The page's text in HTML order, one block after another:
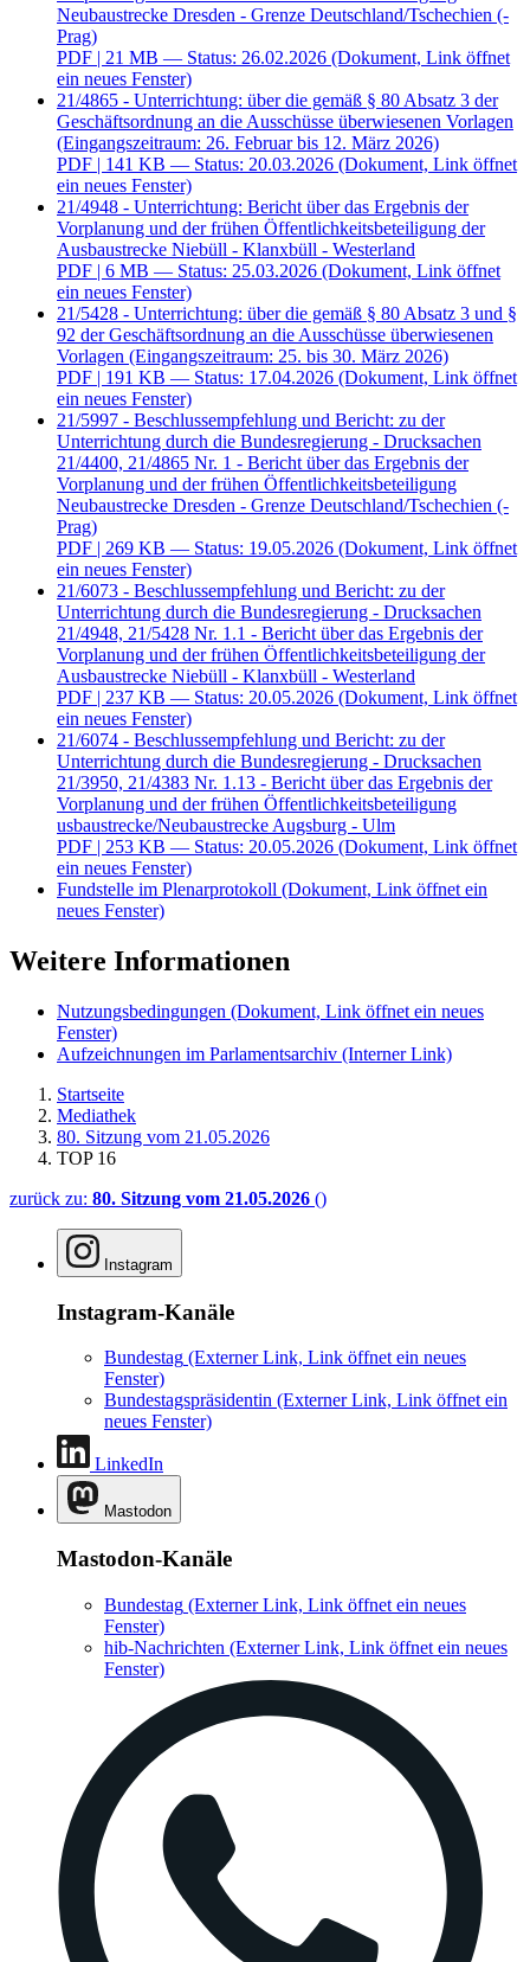
Neubaustrecke Dresden - Grenze Deutschland/Tschechien (-
Prag)
PDF | 21 MB — Status: 26.02.2026 (Dokument, Link öffnet
ein neues Fenster)
21/4865 - Unterrichtung: über die gemäß § 80 Absatz 3 der
Geschäftsordnung an die Ausschüsse überwiesenen Vorlagen
(Eingangszeitraum: 26. Februar bis 12. März 2026)
PDF | 141 KB — Status: 20.03.2026 (Dokument, Link öffnet
ein neues Fenster)
21/4948 - Unterrichtung: Bericht über das Ergebnis der
Vorplanung und der frühen Öffentlichkeitsbeteiligung der
Ausbaustrecke Niebüll - Klanxbüll - Westerland
PDF | 6 MB — Status: 25.03.2026 (Dokument, Link öffnet
ein neues Fenster)
21/5428 - Unterrichtung: über die gemäß § 80 Absatz 3 und §
92 der Geschäftsordnung an die Ausschüsse überwiesenen
Vorlagen (Eingangszeitraum: 25. bis 30. März 2026)
PDF | 191 KB — Status: 17.04.2026 (Dokument, Link öffnet
ein neues Fenster)
21/5997 - Beschlussempfehlung und Bericht: zu der
Unterrichtung durch die Bundesregierung - Drucksachen
21/4400, 21/4865 Nr. 1 - Bericht über das Ergebnis der
Vorplanung und der frühen Öffentlichkeitsbeteiligung
Neubaustrecke Dresden - Grenze Deutschland/Tschechien (-
Prag)
PDF | 269 KB — Status: 19.05.2026 (Dokument, Link öffnet
ein neues Fenster)
21/6073 - Beschlussempfehlung und Bericht: zu der
Unterrichtung durch die Bundesregierung - Drucksachen
21/4948, 21/5428 Nr. 1.1 - Bericht über das Ergebnis der
Vorplanung und der frühen Öffentlichkeitsbeteiligung der
Ausbaustrecke Niebüll - Klanxbüll - Westerland
PDF | 237 KB — Status: 20.05.2026 (Dokument, Link öffnet
ein neues Fenster)
21/6074 - Beschlussempfehlung und Bericht: zu der
Unterrichtung durch die Bundesregierung - Drucksachen
21/3950, 21/4383 Nr. 1.13 - Bericht über das Ergebnis der
Vorplanung und der frühen Öffentlichkeitsbeteiligung
usbaustrecke/Neubaustrecke Augsburg - Ulm
PDF | 253 KB — Status: 20.05.2026 (Dokument, Link öffnet
ein neues Fenster)
Fundstelle im Plenarprotokoll (Dokument, Link öffnet ein
neues Fenster)
Weitere Informationen
Nutzungsbedingungen (Dokument, Link öffnet ein neues
Fenster)
Aufzeichnungen im Parlamentsarchiv (Interner Link)
Startseite
Mediathek
80. Sitzung vom 21.05.2026
TOP 16
zurück zu: 80. Sitzung vom 21.05.2026 ()
Instagram
Instagram-Kanäle
Bundestag (Externer Link, Link öffnet ein neues
Fenster)
Bundestagspräsidentin (Externer Link, Link öffnet ein
neues Fenster)
LinkedIn
Mastodon
Mastodon-Kanäle
Bundestag (Externer Link, Link öffnet ein neues
Fenster)
hib-Nachrichten (Externer Link, Link öffnet ein neues
Fenster)